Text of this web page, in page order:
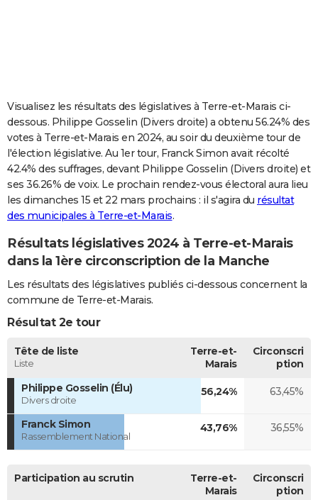
CARTE DE VOEUX
Carte de Noël
Carte Bonne année
Carte Saint-Valentin
Carte Pâques
Carte d'anniversaire
DICTIONNAIRE
Dictionnaire
Biographies
Citations
Expressions
Proverbes
PROGRAMME TV
COPAINS D'AVANT
S'inscrire
Se connecter
Lycées
Collèges
Primaires
Universités
Entreprises
Service militaire
Avis de recherche
AVIS DE DÉCÈS
FORUM
Visualisez les résultats des législatives à Terre-et-Marais ci-
dessous. Philippe Gosselin (Divers droite) a obtenu 56.24% des
votes à Terre-et-Marais en 2024, au soir du deuxième tour de
l'élection législative. Au 1er tour, Franck Simon avait récolté
42.4% des suffrages, devant Philippe Gosselin (Divers droite) et
ses 36.26% de voix. Le prochain rendez-vous électoral aura lieu
les dimanches 15 et 22 mars prochains : il s'agira du résultat
des municipales à Terre-et-Marais.
Résultats législatives 2024 à Terre-et-Marais
dans la 1ère circonscription de la Manche
Les résultats des législatives publiés ci-dessous concernent la
commune de Terre-et-Marais.
Résultat 2e tour
Tête de liste
Liste
Terre-et-
Marais
Circonscri
ption
Philippe Gosselin (Élu)
Divers droite
56,24% 63,45%
Franck Simon
Rassemblement National
43,76% 36,55%
Participation au scrutin
Terre-et-
Marais
Circonscri
ption